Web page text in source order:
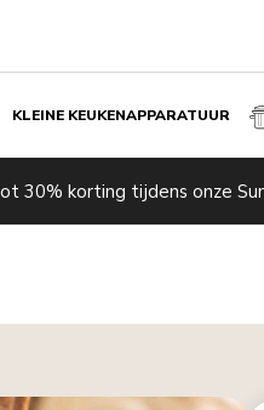
KLEINE KEUKENAPPARATUUR
30% korting tijdens onze